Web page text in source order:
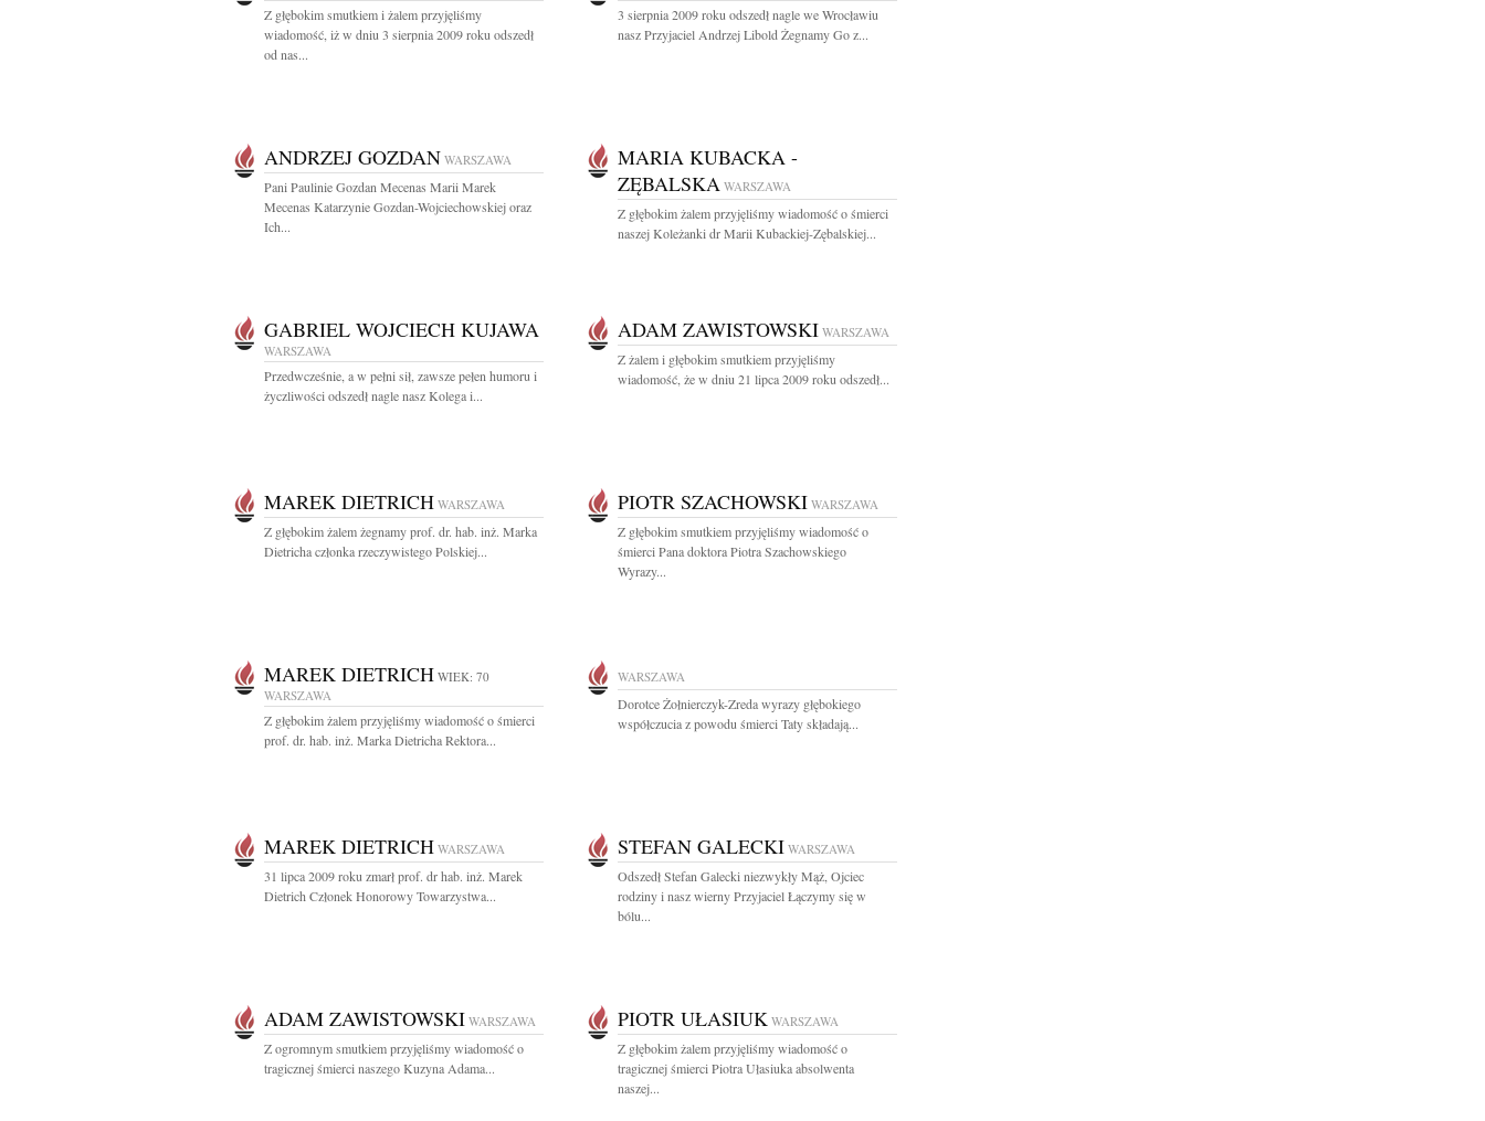
Z głębokim smutkiem i żalem przyjęliśmy
wiadomość, iż w dniu 3 sierpnia 2009 roku odszedł
od nas...
3 sierpnia 2009 roku odszedł nagle we Wrocławiu
nasz Przyjaciel Andrzej Libold Żegnamy Go z...
ANDRZEJ GOZDAN WARSZAWA
Pani Paulinie Gozdan Mecenas Marii Marek
Mecenas Katarzynie Gozdan-Wojciechowskiej oraz
Ich...
MARIA KUBACKA -
ZĘBALSKA WARSZAWA
Z głębokim żalem przyjęliśmy wiadomość o śmierci
naszej Koleżanki dr Marii Kubackiej-Zębalskiej...
GABRIEL WOJCIECH KUJAWA
WARSZAWA
Przedwcześnie, a w pełni sił, zawsze pełen humoru i
życzliwości odszedł nagle nasz Kolega i...
ADAM ZAWISTOWSKI WARSZAWA
Z żalem i głębokim smutkiem przyjęliśmy
wiadomość, że w dniu 21 lipca 2009 roku odszedł...
MAREK DIETRICH WARSZAWA
Z głębokim żalem żegnamy prof. dr. hab. inż. Marka
Dietricha członka rzeczywistego Polskiej...
PIOTR SZACHOWSKI WARSZAWA
Z głębokim smutkiem przyjęliśmy wiadomość o
śmierci Pana doktora Piotra Szachowskiego
Wyrazy...
MAREK DIETRICH WIEK: 70
WARSZAWA
Z głębokim żalem przyjęliśmy wiadomość o śmierci
prof. dr. hab. inż. Marka Dietricha Rektora...
WARSZAWA
Dorotce Żołnierczyk-Zreda wyrazy głębokiego
współczucia z powodu śmierci Taty składają...
MAREK DIETRICH WARSZAWA
31 lipca 2009 roku zmarł prof. dr hab. inż. Marek
Dietrich Członek Honorowy Towarzystwa...
STEFAN GALECKI WARSZAWA
Odszedł Stefan Galecki niezwykły Mąż, Ojciec
rodziny i nasz wierny Przyjaciel Łączymy się w
bólu...
ADAM ZAWISTOWSKI WARSZAWA
Z ogromnym smutkiem przyjęliśmy wiadomość o
tragicznej śmierci naszego Kuzyna Adama...
PIOTR UŁASIUK WARSZAWA
Z głębokim żalem przyjęliśmy wiadomość o
tragicznej śmierci Piotra Ułasiuka absolwenta
naszej...